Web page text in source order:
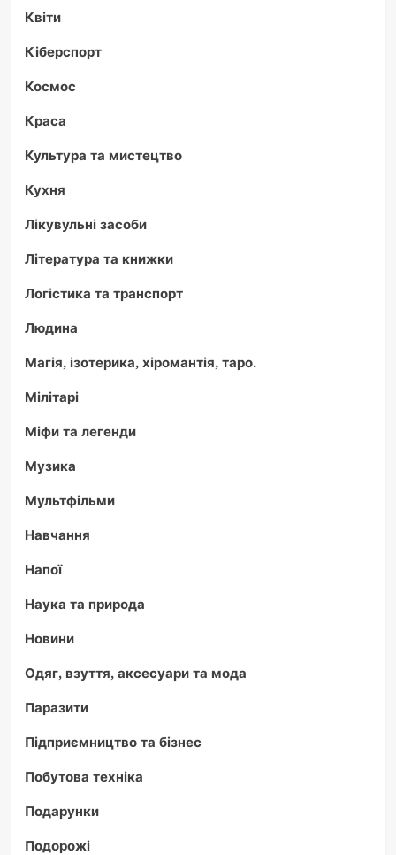
Квіти
Кіберспорт
Космос
Краса
Культура та мистецтво
Кухня
Лікувульні засоби
Література та книжки
Логістика та транспорт
Людина
Магія, ізотерика, хіромантія, таро.
Мілітарі
Міфи та легенди
Музика
Мультфільми
Навчання
Напої
Наука та природа
Новини
Одяг, взуття, аксесуари та мода
Паразити
Підприємництво та бізнес
Побутова техніка
Подарунки
Подорожі